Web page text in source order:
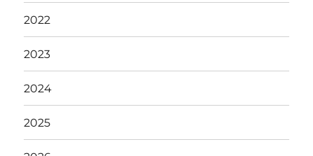
2022
2023
2024
2025